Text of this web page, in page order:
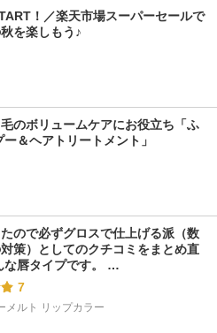
！／楽天市場スーパーセールで
を楽しもう♪
のボリュームケアにお役立ち「ふ
＆ヘアトリートメント」
ので必ずグロスで仕上げる派（数
策）としてのクチコミをまとめ直
な唇タイプです。 …
7
メルト リップカラー